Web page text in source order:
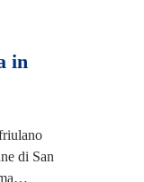
in
di San